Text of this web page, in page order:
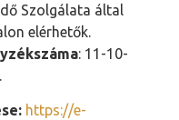
Szolgálata által
elérhetők.
: 11-10-
https://e-